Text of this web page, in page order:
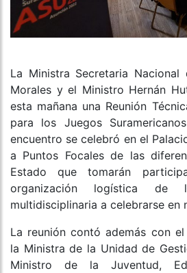
La Ministra Secretaria Nacional
Morales y el Ministro Hernán
esta mañana una Reunión
para los Juegos
encuentro se celebró en el
a Puntos Focales de las
Estado que tomarán
organización logística de
multidisciplinaria a celebrarse en
La reunión contó además con
la Ministra de la Unidad de
Ministro de la Juventud,